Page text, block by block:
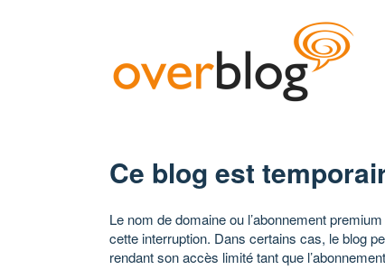
Ce blog est
Le nom de domaine ou l’abonnement
cette interruption. Dans certains cas, le blog
rendant son accès limité tant que